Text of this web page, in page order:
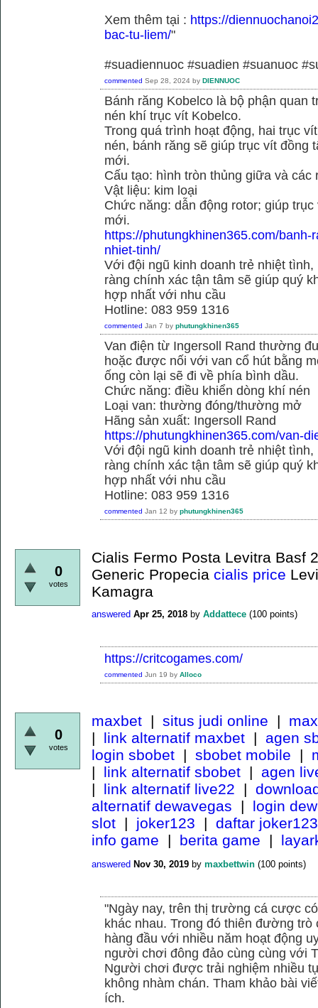
Xem thêm tại : https://
bac-tu-liem/"
#suadiennuoc #suadien #suanuoc
commented Sep 28, 2024 by DIENNUOC
Bánh răng Kobelco là bộ phận quan
nén khí trục vít Kobelco.
Trong quá trình hoạt động, hai trục
nén, bánh răng sẽ giúp trục vít đồng
mới.
Cấu tạo: hình tròn thủng giữa và các
Vật liệu: kim loại
Chức năng: dẫn động rotor; giúp
mới.
https://phutungkhinen365.com/
nhiet-tinh/
Với đội ngũ kinh doanh trẻ nhiệt
ràng chính xác tận tâm sẽ giúp quý
hợp nhất với nhu cầu
Hotline: 083 959 1316
commented Jan 7 by phutungkhinen365
Van điện từ Ingersoll Rand thường
hoặc được nối với van cổ hút bằng
ống còn lại sẽ đi về phía bình dầu.
Chức năng: điều khiển dòng khí nén
Loại van: thường đóng/thường mở
Hãng sản xuất: Ingersoll Rand
https://phutungkhinen365.com/van-
Với đội ngũ kinh doanh trẻ nhiệt
ràng chính xác tận tâm sẽ giúp quý
hợp nhất với nhu cầu
Hotline: 083 959 1316
commented Jan 12 by phutungkhinen365
0
votes
Cialis Fermo Posta Levitra Basf
Generic Propecia cialis price
Kamagra
answered Apr 25, 2018 by Addattece (100 points)
https://critcogames.com/
commented Jun 19 by Alloco
0
votes
maxbet | situs judi online |
| link alternatif maxbet | agen
login sbobet | sbobet mobile |
| link alternatif sbobet | agen
| link alternatif live22 |
alternatif dewavegas | login
slot | joker123 | daftar joker123
info game | berita game |
answered Nov 30, 2019 by maxbettwin (100 points)
"Ngày nay, trên thị trường cá cược
khác nhau. Trong đó thiên đường
hàng đầu với nhiều năm hoạt động
người chơi đông đảo cùng cùng với
Người chơi được trải nghiệm nhiều
không nhàm chán. Tham khảo bài
ích.